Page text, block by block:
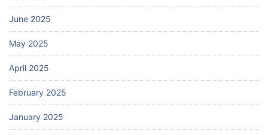
June 2025
May 2025
April 2025
February 2025
January 2025